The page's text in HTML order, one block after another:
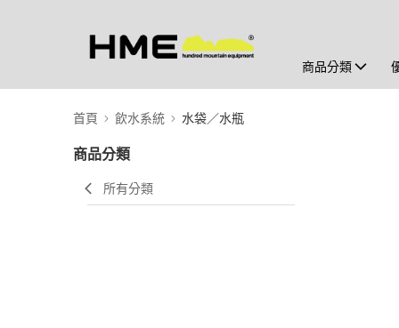
商品分類
首頁 飲水系統 水袋／水瓶
商品分類
所有分類